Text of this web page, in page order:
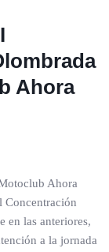
Ahora
Ahora
Concentración
en las anteriores,
a la jornada